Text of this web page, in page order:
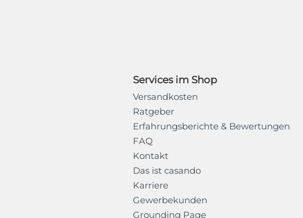
Services im Shop
Versandkosten
Ratgeber
Erfahrungsberichte & Bewertungen
FAQ
Kontakt
Das ist casando
Karriere
Gewerbekunden
Grounding Page